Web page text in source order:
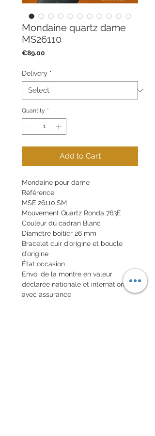
Mondaine quartz dame
MS26110
€89.00
Delivery *
Quantity *
Add to Cart
Mondaine pour dame
Référence
MSE.26110.SM
Mouvement Quartz Ronda 763E
Couleur du cadran Blanc
Diamètre boîtier 26 mm
Bracelet cuir d’origine et boucle
d’origine
État occasion
Envoi de la montre en valeur
déclarée nationale et internationale
avec assurance